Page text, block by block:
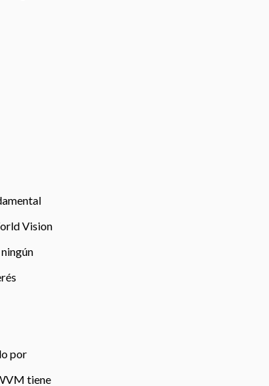
Vision
por
tiene